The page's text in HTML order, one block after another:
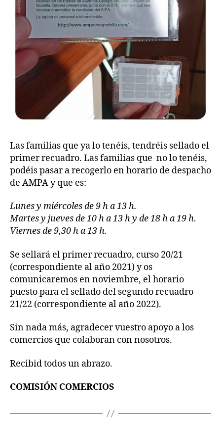
Las familias que ya lo tenéis, tendréis sellado el
primer recuadro. Las familias que no lo tenéis,
podéis pasar a recogerlo en horario de despacho
de AMPA y que es:
Lunes y miércoles de 9 h a 13 h.
Martes y jueves de 10 h a 13 h y de 18 h a 19 h.
Viernes de 9,30 h a 13 h.
Se sellará el primer recuadro, curso 20/21
(correspondiente al año 2021) y os
comunicaremos en noviembre, el horario
puesto para el sellado del segundo recuadro
21/22 (correspondiente al año 2022).
Sin nada más, agradecer vuestro apoyo a los
comercios que colaboran con nosotros.
Recibid todos un abrazo.
COMISIÓN COMERCIOS